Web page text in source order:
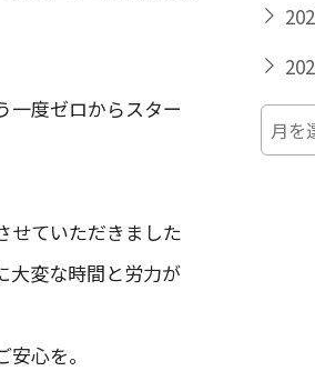
一度ゼロからスター
せていただきました
大変な時間と労力が
心を。